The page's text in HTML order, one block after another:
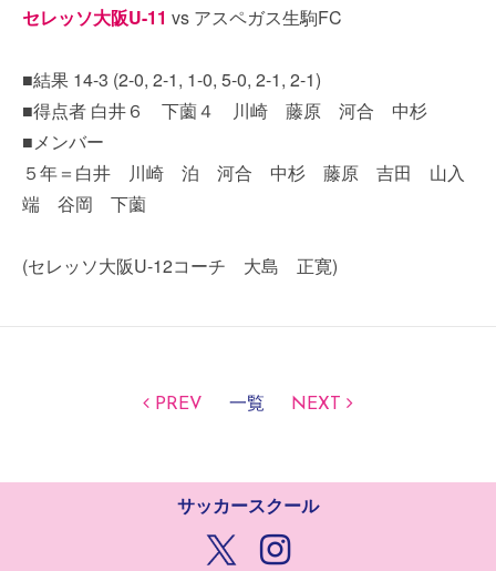
セレッソ大阪U-11 vs アスペガス生駒FC
■結果 14-3 (2-0, 2-1, 1-0, 5-0, 2-1, 2-1)
■得点者 白井６ 下薗４ 川崎 藤原 河合 中杉
■メンバー
５年＝白井 川崎 泊 河合 中杉 藤原 吉田 山入
端 谷岡 下薗
(セレッソ大阪U-12コーチ 大島 正寛)
PREV 一覧 NEXT
サッカースクール